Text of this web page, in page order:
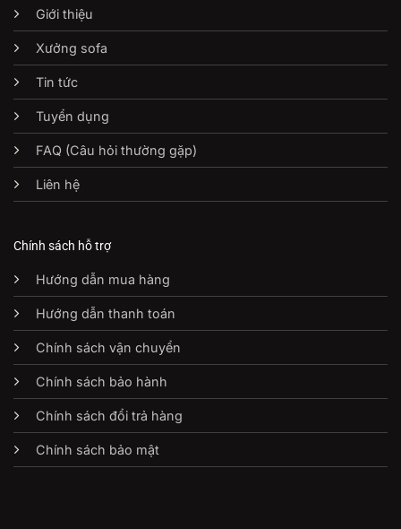
Giới thiệu
Xưởng sofa
Tin tức
Tuyển dụng
FAQ (Câu hỏi thường gặp)
Liên hệ
Chính sách hỗ trợ
Hướng dẫn mua hàng
Hướng dẫn thanh toán
Chính sách vận chuyển
Chính sách bảo hành
Chính sách đổi trả hàng
Chính sách bảo mật